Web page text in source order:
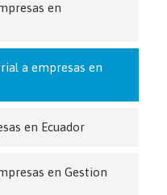
en
a empresas en
en Ecuador
en Gestion